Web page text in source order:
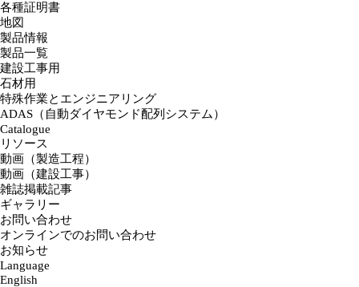
各種証明書
地図
製品情報
製品一覧
建設工事用
石材用
特殊作業とエンジニアリング
ADAS（自動ダイヤモンド配列システム）
Catalogue
リソース
動画（製造工程）
動画（建設工事）
雑誌掲載記事
ギャラリー
お問い合わせ
オンラインでのお問い合わせ
お知らせ
Language
English